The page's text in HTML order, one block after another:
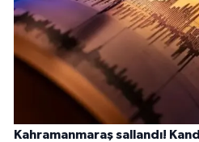
Kahramanmaraş sallandı!